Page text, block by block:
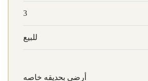
3
للبيع
أرضي بحديقه خاصه